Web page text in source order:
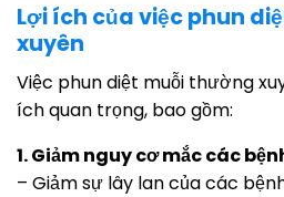
Lợi ích của việc phun
xuyên
Việc phun diệt muỗi thường
ích quan trọng, bao gồm:
1. Giảm nguy cơ mắc các
– Giảm sự lây lan của các